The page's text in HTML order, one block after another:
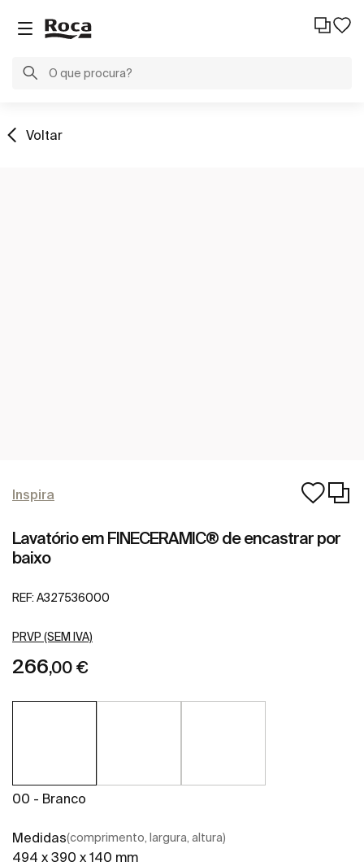
Voltar
Inspira
Lavatório em FINECERAMIC® de encastrar por
baixo
REF: A327536000
PRVP (SEM IVA)
266,00 €
00 - Branco
Medidas(comprimento, largura, altura)
494 x 390 x 140 mm